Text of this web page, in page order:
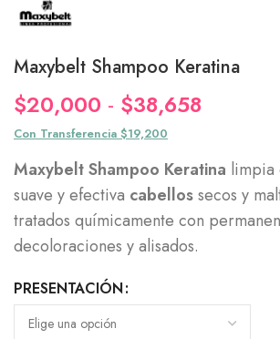
Maxybelt Shampoo Keratina
$20,000 - $38,658
precios:
desde
$20,000
hasta
Con Transferencia $19,200
Maxybelt Shampoo Keratina limpia
suave y efectiva cabellossecos y
tratados químicamente con
decoloraciones y alisados.
PRESENTACIÓN